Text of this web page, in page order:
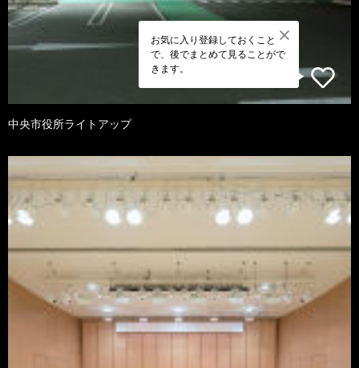
お気に入り登録しておくこと
で、後でまとめて見ることがで
きます。
中央市役所ライトアップ